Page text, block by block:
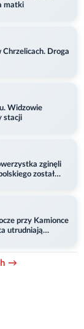
matki
Droga
Widzowie
stacji
zginęli
został
przy Kamionce
utrudniają
→